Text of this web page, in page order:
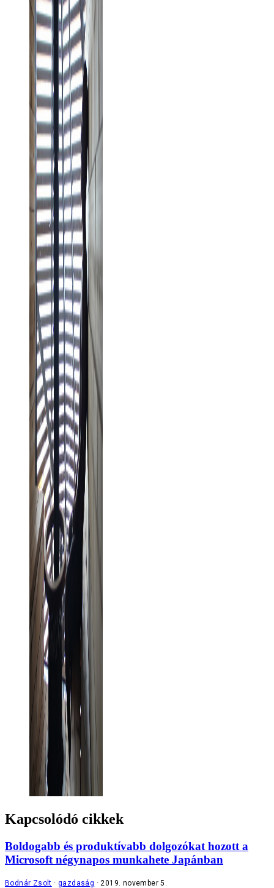
Kapcsolódó cikkek
Boldogabb és produktívabb dolgozókat hozott a
Microsoft négynapos munkahete Japánban
Bodnár Zsolt gazdaság 2019. november 5.